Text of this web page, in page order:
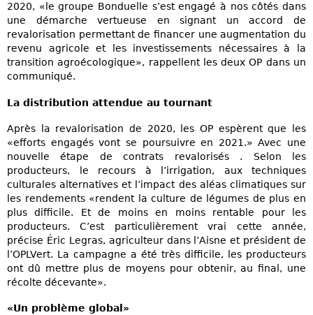
2020, «le groupe Bonduelle s’est engagé à nos côtés dans
une démarche vertueuse en signant un accord de
revalorisation permettant de financer une augmentation du
revenu agricole et les investissements nécessaires à la
transition agroécologique», rappellent les deux OP dans un
communiqué.
La distribution attendue au tournant
Après la revalorisation de 2020, les OP espèrent que les
«efforts engagés vont se poursuivre en 2021.» Avec une
nouvelle étape de contrats revalorisés . Selon les
producteurs, le recours à l’irrigation, aux techniques
culturales alternatives et l’impact des aléas climatiques sur
les rendements «rendent la culture de légumes de plus en
plus difficile. Et de moins en moins rentable pour les
producteurs. C’est particulièrement vrai cette année,
précise Éric Legras, agriculteur dans l’Aisne et président de
l’OPLVert. La campagne a été très difficile, les producteurs
ont dû mettre plus de moyens pour obtenir, au final, une
récolte décevante».
«Un problème global»